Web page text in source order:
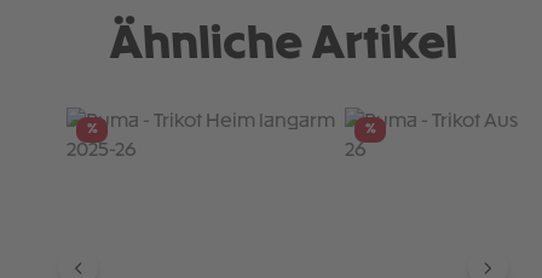
Ähnliche Artikel
Produktgalerie überspringen
% %